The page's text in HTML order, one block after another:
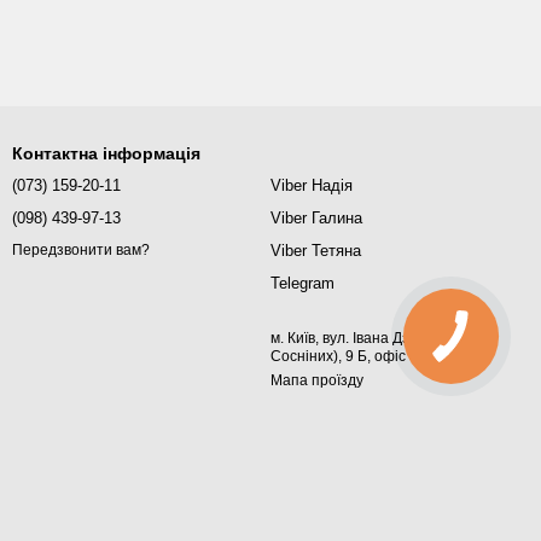
Контактна інформація
(073) 159-20-11
(098) 439-97-13
Передзвонити вам?
Viber Надія
Viber Галина
Viber Тетяна
Telegram
м. Київ, вул. Івана Дзюби (Сім'ї
Сосніних), 9 Б, офіс 367
Мапа проїзду